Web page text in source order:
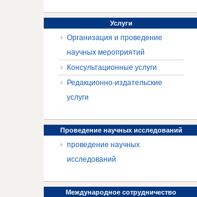
Услуги
Организация и проведение
научных мероприятий
Консультационные услуги
Редакционно-издательские
услуги
Проведениенаучных исследований
проведение научных
исследований
Международное сотрудничество